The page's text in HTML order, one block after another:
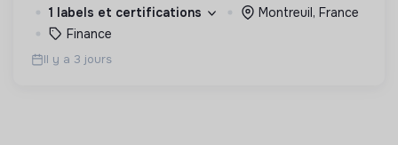
1 labels et certifications
Montreuil, France
Finance
Il y a 3 jours